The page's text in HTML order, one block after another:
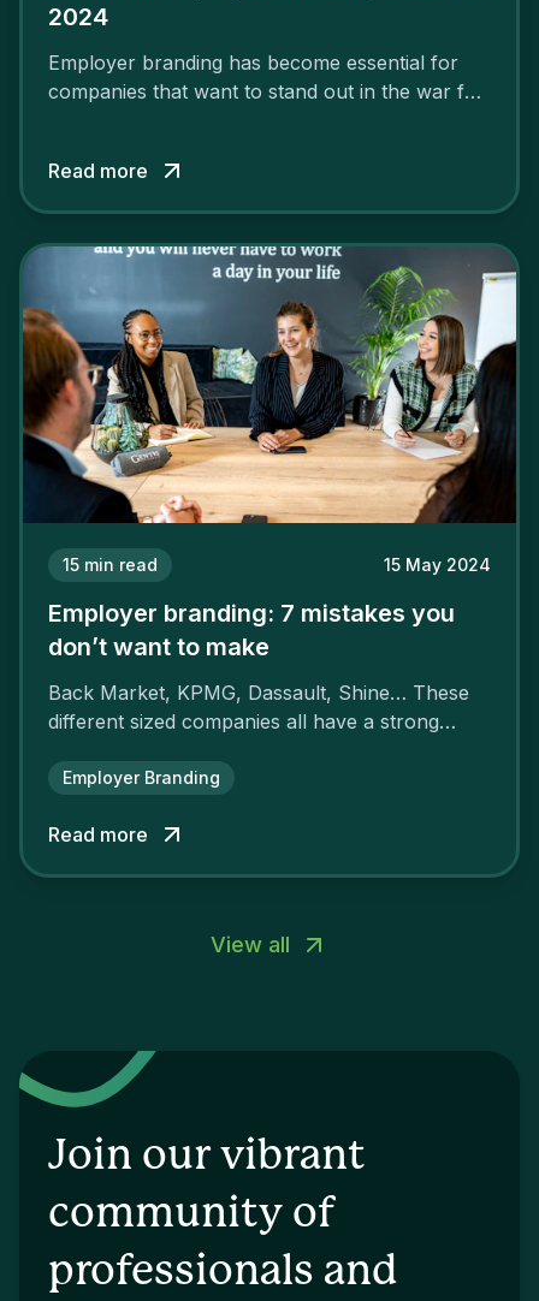
2024
Employer branding has become essential for
companies that want to stand out in the war for
attract the best profiles.
Read more
15 min read 15 May 2024
Employer branding: 7 mistakes you
don’t want to make
Back Market, KPMG, Dassault, Shine… These
different sized companies all have a strong
attractiveness and loyalty and makes their
Employer Branding
Read more
View all
Join our vibrant
community of
professionals and